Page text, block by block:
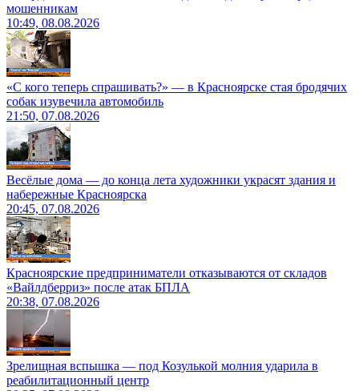
мошенникам
10:49, 08.08.2026
«С кого теперь спрашивать?» — в Красноярске стая бродячих
собак изувечила автомобиль
21:50, 07.08.2026
Весёлые дома — до конца лета художники украсят здания и
набережные Красноярска
20:45, 07.08.2026
Красноярские предприниматели отказываются от складов
«Вайлдберриз» после атак БПЛА
20:38, 07.08.2026
Зрелищная вспышка — под Козулькой молния ударила в
реабилитационный центр